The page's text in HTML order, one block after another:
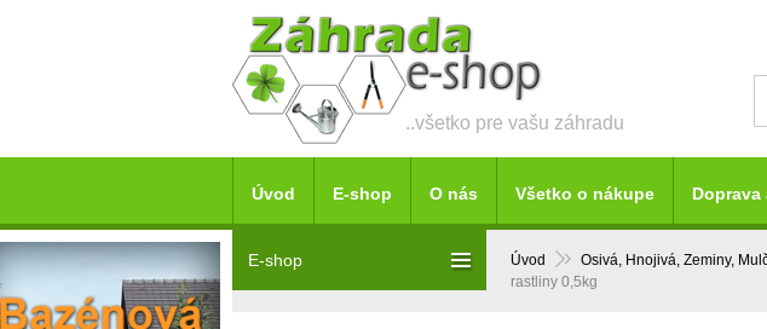
..všetko pre vašu záhradu
Úvod Osivá, Hnojivá, Zeminy,
rastliny 0,5kg
E-shop
Úvod E-shop O nás Všetko o nákupe Doprava